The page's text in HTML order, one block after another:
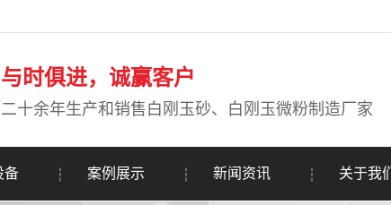
与时俱进，诚赢客户
二十余年生产和销售白刚玉砂、白刚玉微粉制造厂家
备 案例展示 新闻资讯 关于我们